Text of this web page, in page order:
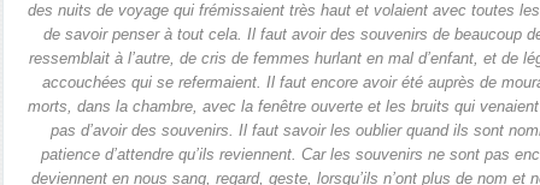
des nuits de voyage qui frémissaient très haut et volaient avec toutes
de savoir penser à tout cela. Il faut avoir des souvenirs de beaucoup
ressemblait à l’autre, de cris de femmes hurlant en mal d’enfant, et de
accouchées qui se refermaient. Il faut encore avoir été auprès de
morts, dans la chambre, avec la fenêtre ouverte et les bruits qui
pas d’avoir des souvenirs. Il faut savoir les oublier quand ils sont
patience d’attendre qu’ils reviennent. Car les souvenirs ne sont pas
deviennent en nous sang, regard, geste, lorsqu’ils n’ont plus de nom et